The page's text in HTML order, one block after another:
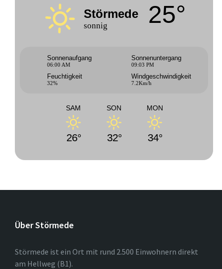
Störmede
sonnig 25°
Sonnenaufgang
06:00 AM
Sonnenuntergang
09:03 PM
Feuchtigkeit
32%
Windgeschwindigkeit
7.2Km/h
SAM
26°
SON
32°
MON
34°
Über Störmede
Störmede ist ein Ort mit rund 2.500 Einwohnern direkt
am Hellweg (B1).